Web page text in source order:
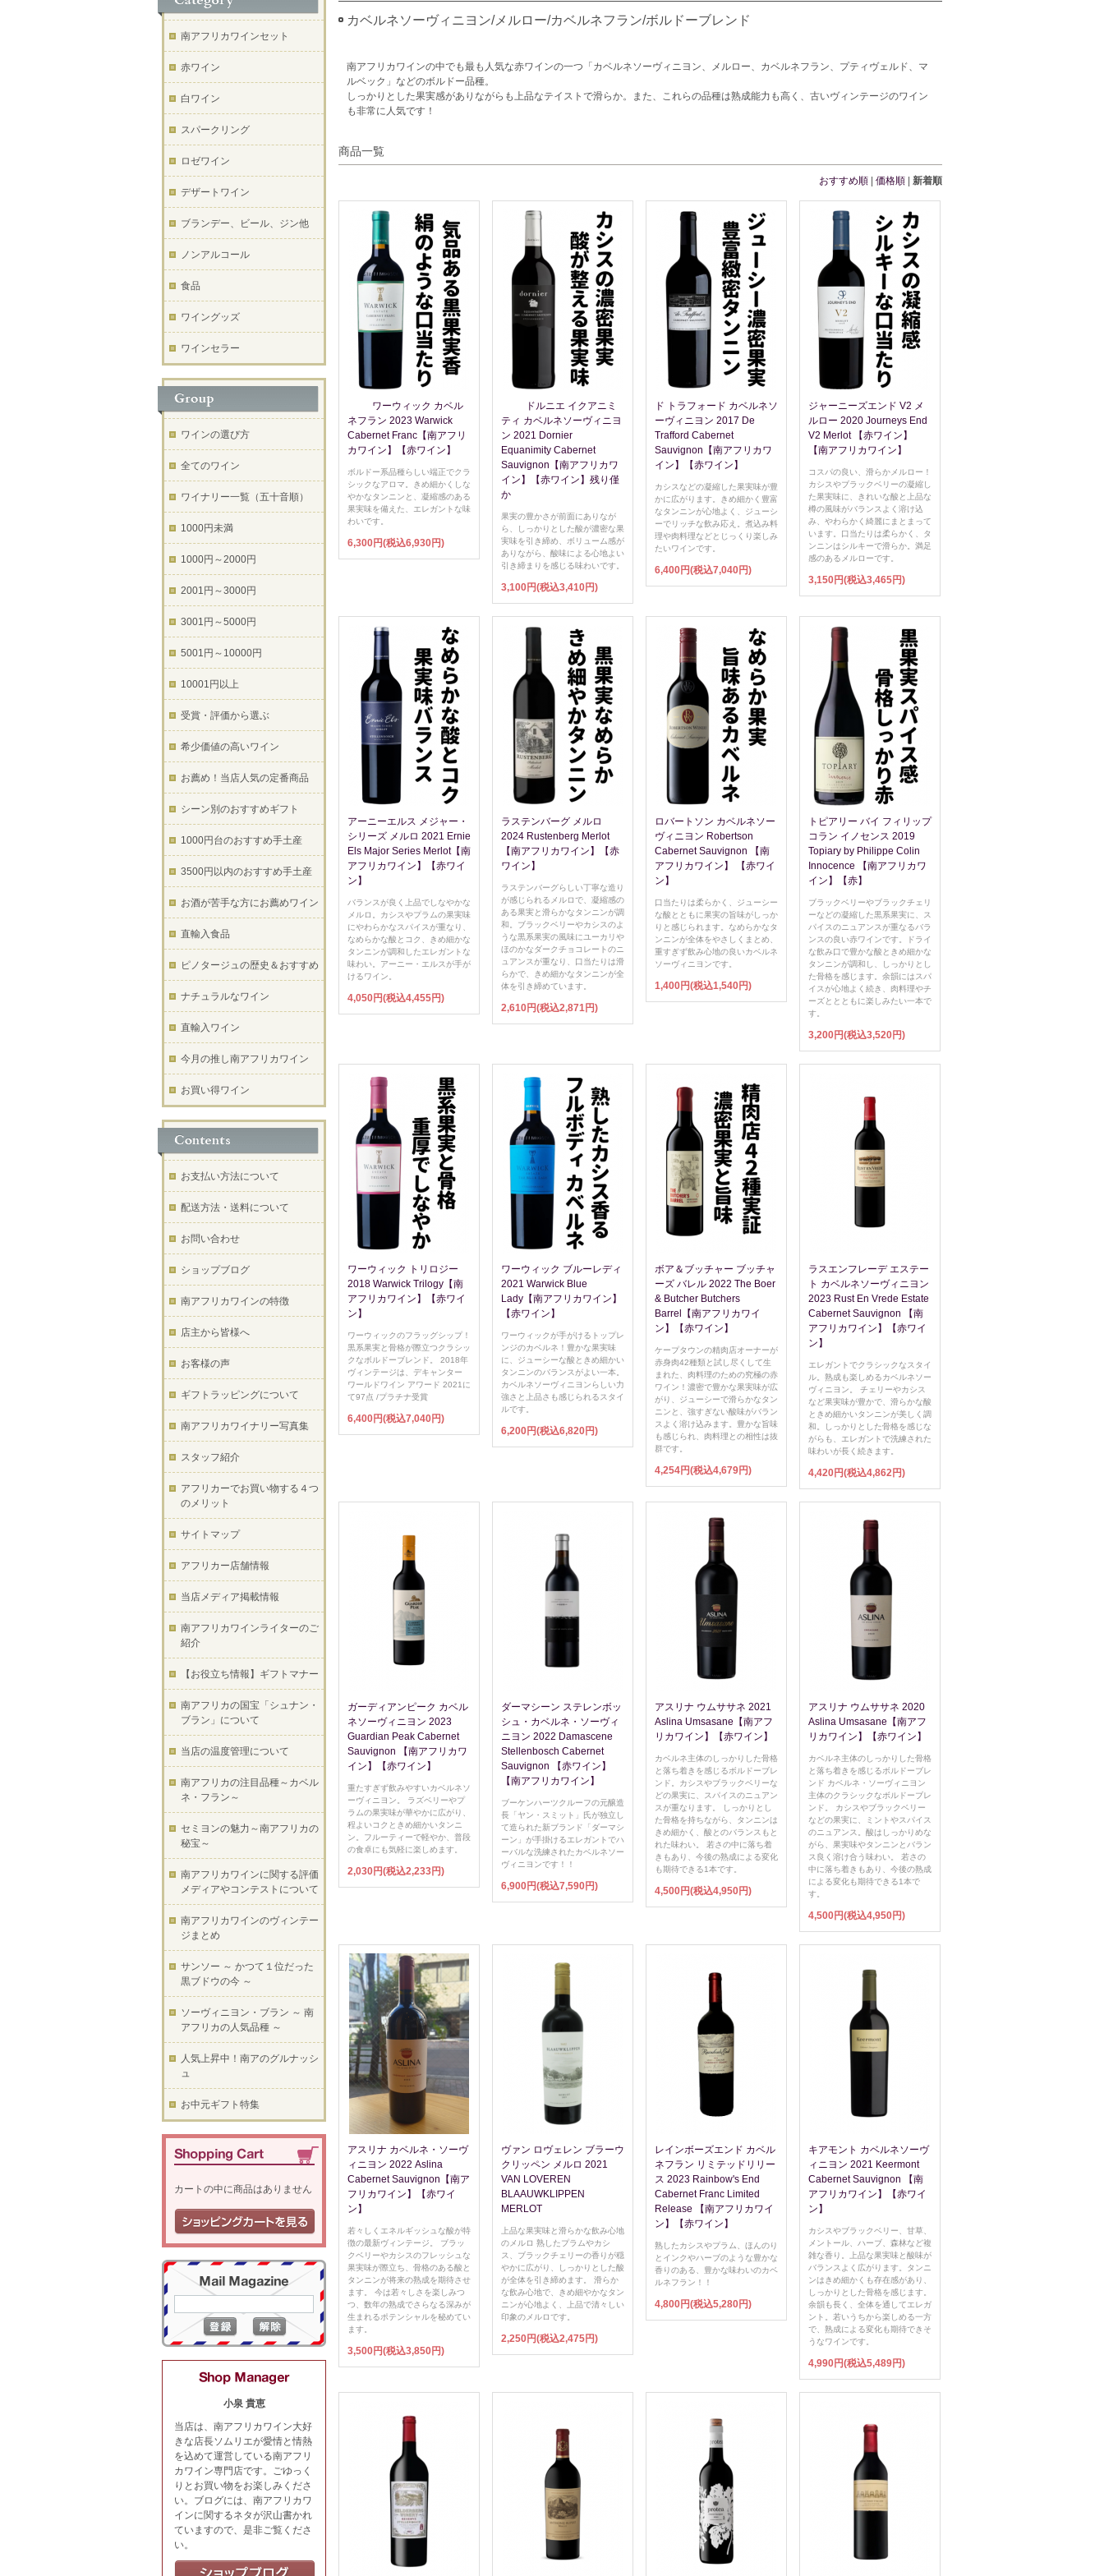
カベルネソーヴィニヨン/メルロー/カベルネフラン/ボルドーブレンド
南アフリカワインの中でも最も人気な赤ワインの一つ「カベルネソーヴィニヨン、メルロー、カベルネフラン、プティヴェルド、マ
ルベック」などのボルドー品種。
しっかりとした果実感がありながらも上品なテイストで滑らか。また、これらの品種は熟成能力も高く、古いヴィンテージのワイン
も非常に人気です！
商品一覧
おすすめ順 価格順 新着順
ワーウィック カベル
ネフラン 2023 Warwick
Cabernet Franc【南アフリ
カワイン】【赤ワイン】
ボルドー系品種らしい端正でクラ
シックなアロマ。きめ細かくしな
やかなタンニンと、凝縮感のある
果実味を備えた、エレガントな味
わいです。
6,300円(税込6,930円)
ドルニエ イクアニミ
ティ カベルネソーヴィニヨ
ン 2021 Dornier
Equanimity Cabernet
Sauvignon【南アフリカワ
イン】【赤ワイン】残り僅
か
果実の豊かさが前面にありなが
ら、しっかりとした酸が濃密な果
実味を引き締め、ボリューム感が
ありながら、酸味による心地よい
引き締まりを感じる味わいです。
3,100円(税込3,410円)
ド トラフォード カベルネソ
ーヴィニヨン 2017 De
Trafford Cabernet
Sauvignon【南アフリカワ
イン】【赤ワイン】
カシスなどの凝縮した果実味が豊
かに広がります。きめ細かく豊富
なタンニンが心地よく、ジューシ
ーでリッチな飲み応え。煮込み料
理や肉料理などとじっくり楽しみ
たいワインです。
6,400円(税込7,040円)
ジャーニーズエンド V2 メ
ルロー 2020 Journeys End
V2 Merlot 【赤ワイン】
【南アフリカワイン】
コスパの良い、滑らかメルロー！
カシスやブラックベリーの凝縮し
た果実味に、きれいな酸と上品な
樽の風味がバランスよく溶け込
み、やわらかく綺麗にまとまって
います。口当たりは柔らかく、タ
ンニンはシルキーで滑らか。満足
感のあるメルローです。
3,150円(税込3,465円)
アーニーエルス メジャー・
シリーズ メルロ 2021 Ernie
Els Major Series Merlot【南
アフリカワイン】【赤ワイ
ン】
バランスが良く上品でしなやかな
メルロ。カシスやプラムの果実味
にやわらかなスパイスが重なり、
なめらかな酸とコク、きめ細かな
タンニンが調和したエレガントな
味わい。アーニー・エルスが手が
けるワイン。
4,050円(税込4,455円)
ラステンバーグ メルロ
2024 Rustenberg Merlot
【南アフリカワイン】【赤
ワイン】
ラステンバーグらしい丁寧な造り
が感じられるメルロで、凝縮感の
ある果実と滑らかなタンニンが調
和。ブラックベリーやカシスのよ
うな黒系果実の風味にユーカリや
ほのかなダークチョコレートのニ
ュアンスが重なり、口当たりは滑
らかで、きめ細かなタンニンが全
体を引き締めています。
2,610円(税込2,871円)
ロバートソン カベルネソー
ヴィニヨン Robertson
Cabernet Sauvignon 【南
アフリカワイン】 【赤ワイ
ン】
口当たりは柔らかく、ジューシー
な酸とともに果実の旨味がしっか
りと感じられます。なめらかなタ
ンニンが全体をやさしくまとめ、
重すぎず飲み心地の良いカベルネ
ソーヴィニヨンです。
1,400円(税込1,540円)
トピアリー バイ フィリップ
コラン イノセンス 2019
Topiary by Philippe Colin
Innocence 【南アフリカワ
イン】【赤】
ブラックベリーやブラックチェリ
ーなどの凝縮した黒系果実に、ス
パイスのニュアンスが重なるバラ
ンスの良い赤ワインです。ドライ
な飲み口で豊かな酸ときめ細かな
タンニンが調和し、しっかりとし
た骨格を感じます。余韻にはスパ
イスが心地よく続き、肉料理やチ
ーズととともに楽しみたい一本で
す。
3,200円(税込3,520円)
ワーウィック トリロジー
2018 Warwick Trilogy【南
アフリカワイン】【赤ワイ
ン】
ワーウィックのフラッグシップ！
黒系果実と骨格が際立つクラシッ
クなボルドーブレンド。 2018年
ヴィンテージは、デキャンター
ワールドワイン アワード 2021に
て97点 /プラチナ受賞
6,400円(税込7,040円)
ワーウィック ブルーレディ
2021 Warwick Blue
Lady【南アフリカワイン】
【赤ワイン】
ワーウィックが手がけるトップレ
ンジのカベルネ！豊かな果実味
に、ジューシーな酸ときめ細かい
タンニンのバランスがよい一本。
カベルネソーヴィニヨンらしい力
強さと上品さも感じられるスタイ
ルです。
6,200円(税込6,820円)
ボア＆ブッチャー ブッチャ
ーズ バレル 2022 The Boer
& Butcher Butchers
Barrel【南アフリカワイ
ン】【赤ワイン】
ケープタウンの精肉店オーナーが
赤身肉42種類と試し尽くして生
まれた、肉料理のための究極の赤
ワイン！濃密で豊かな果実味が広
がり、ジューシーで滑らかなタン
ニンと、強すぎない酸味がバラン
スよく溶け込みます。豊かな旨味
も感じられ、肉料理との相性は抜
群です。
4,254円(税込4,679円)
ラスエンフレーデ エステー
ト カベルネソーヴィニヨン
2023 Rust En Vrede Estate
Cabernet Sauvignon 【南
アフリカワイン】【赤ワイ
ン】
エレガントでクラシックなスタイ
ル。熟成も楽しめるカベルネソー
ヴィニヨン。 チェリーやカシス
など果実味が豊かで、滑らかな酸
ときめ細かいタンニンが美しく調
和。しっかりとした骨格を感じな
がらも、エレガントで洗練された
味わいが長く続きます。
4,420円(税込4,862円)
ガーディアンピーク カベル
ネソーヴィニヨン 2023
Guardian Peak Cabernet
Sauvignon 【南アフリカワ
イン】【赤ワイン】
重たすぎず飲みやすいカベルネソ
ーヴィニヨン。 ラズベリーやプ
ラムの果実味が華やかに広がり、
程よいコクときめ細かいタンニ
ン。フルーティーで軽やか、普段
の食卓にも気軽に楽しめます。
2,030円(税込2,233円)
ダーマシーン ステレンボッ
シュ・カベルネ・ソーヴィ
ニヨン 2022 Damascene
Stellenbosch Cabernet
Sauvignon 【赤ワイン】
【南アフリカワイン】
ブーケンハーツクルーフの元醸造
長「ヤン・スミット」氏が独立し
て造られた新ブランド「ダーマシ
ーン」が手掛けるエレガントでハ
ーバルな洗練されたカベルネソー
ヴィニヨンです！！
6,900円(税込7,590円)
アスリナ ウムササネ 2021
Aslina Umsasane【南アフ
リカワイン】【赤ワイン】
カベルネ主体のしっかりした骨格
と落ち着きを感じるボルドーブレ
ンド。カシスやブラックベリーな
どの果実に、スパイスのニュアン
スが重なります。 しっかりとし
た骨格を持ちながら、タンニンは
きめ細かく、酸とのバランスもと
れた味わい。 若さの中に落ち着
きもあり、今後の熟成による変化
も期待できる1本です。
4,500円(税込4,950円)
アスリナ ウムササネ 2020
Aslina Umsasane【南アフ
リカワイン】【赤ワイン】
カベルネ主体のしっかりした骨格
と落ち着きを感じるボルドーブレ
ンド カベルネ・ソーヴィニヨン
主体のクラシックなボルドーブレ
ンド。 カシスやブラックベリー
などの果実に、ミントやスパイス
のニュアンス。酸はしっかりめな
がら、果実味やタンニンとバラン
ス良く溶け合う味わい。 若さの
中に落ち着きもあり、今後の熟成
による変化も期待できる1本で
す。
4,500円(税込4,950円)
アスリナ カベルネ・ソーヴ
ィニヨン 2022 Aslina
Cabernet Sauvignon【南ア
フリカワイン】【赤ワイ
ン】
若々しくエネルギッシュな酸が特
徴の最新ヴィンテージ。 ブラッ
クベリーやカシスのフレッシュな
果実味が際立ち、骨格のある酸と
タンニンが将来の熟成を期待させ
ます。 今は若々しさを楽しみつ
つ、数年の熟成でさらなる深みが
生まれるポテンシャルを秘めてい
ます。
3,500円(税込3,850円)
ヴァン ロヴェレン ブラーウ
クリッペン メルロ 2021
VAN LOVEREN
BLAAUWKLIPPEN
MERLOT
上品な果実味と滑らかな飲み心地
のメルロ 熟したプラムやカシ
ス、ブラックチェリーの香りが穏
やかに広がり、しっかりとした酸
が全体を引き締めます。 滑らか
な飲み心地で、きめ細やかなタン
ニンが心地よく、上品で清々しい
印象のメルロです。
2,250円(税込2,475円)
レインボーズエンド カベル
ネフラン リミテッドリリー
ス 2023 Rainbow's End
Cabernet Franc Limited
Release 【南アフリカワイ
ン】【赤ワイン】
熟したカシスやプラム、ほんのり
とインクやハーブのような豊かな
香りのある、豊かな味わいのカベ
ルネフラン！！
4,800円(税込5,280円)
キアモント カベルネソーヴ
ィニヨン 2021 Keermont
Cabernet Sauvignon 【南
アフリカワイン】【赤ワイ
ン】
カシスやブラックベリー、甘草、
メントール、ハーブ、森林など複
雑な香り。上品な果実味と酸味が
バランスよく広がります。タンニ
ンはきめ細かくも存在感があり、
しっかりとした骨格を感じます。
余韻も長く、全体を通してエレガ
ント。若いうちから楽しめる一方
で、熟成による変化も期待できそ
うなワインです。
4,990円(税込5,489円)
南アフリカワインセット
赤ワイン
白ワイン
スパークリング
ロゼワイン
デザートワイン
ブランデー、ビール、ジン他
ノンアルコール
食品
ワイングッズ
ワインセラー
ワインの選び方
全てのワイン
ワイナリー一覧（五十音順）
1000円未満
1000円～2000円
2001円～3000円
3001円～5000円
5001円～10000円
10001円以上
受賞・評価から選ぶ
希少価値の高いワイン
お薦め！当店人気の定番商品
シーン別のおすすめギフト
1000円台のおすすめ手土産
3500円以内のおすすめ手土産
お酒が苦手な方にお薦めワイン
直輸入食品
ピノタージュの歴史＆おすすめ
ナチュラルなワイン
直輸入ワイン
今月の推し南アフリカワイン
お買い得ワイン
お支払い方法について
配送方法・送料について
お問い合わせ
ショップブログ
南アフリカワインの特徴
店主から皆様へ
お客様の声
ギフトラッピングについて
南アフリカワイナリー写真集
スタッフ紹介
アフリカーでお買い物する４つ
のメリット
サイトマップ
アフリカー店舗情報
当店メディア掲載情報
南アフリカワインライターのご
紹介
【お役立ち情報】ギフトマナー
南アフリカの国宝「シュナン・
ブラン」について
当店の温度管理について
南アフリカの注目品種～カベル
ネ・フラン～
セミヨンの魅力～南アフリカの
秘宝～
南アフリカワインに関する評価
メディアやコンテストについて
南アフリカワインのヴィンテー
ジまとめ
サンソー ～ かつて１位だった
黒ブドウの今 ～
ソーヴィニヨン・ブラン ～ 南
アフリカの人気品種 ～
人気上昇中！南アのグルナッシ
ュ
お中元ギフト特集
カートの中に商品はありません
小泉 貴恵
当店は、南アフリカワイン大好
きな店長ソムリエが愛情と情熱
を込めて運営している南アフリ
カワイン専門店です。ごゆっく
りとお買い物をお楽しみくださ
い。ブログには、南アフリカワ
インに関するネタが沢山書かれ
ていますので、是非ご覧くださ
い。